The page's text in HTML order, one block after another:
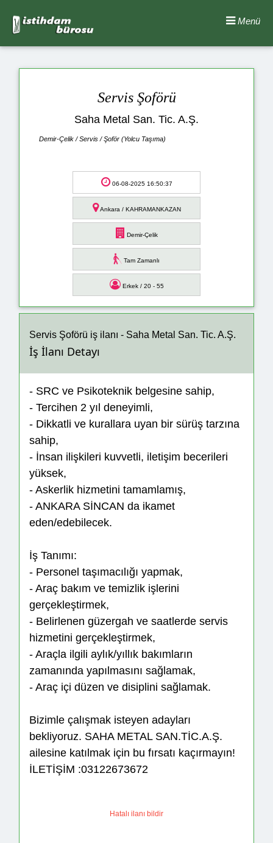
Menü
Servis Şoförü
Saha Metal San. Tic. A.Ş.
Demir-Çelik / Servis / Şoför (Yolcu Taşıma)
06-08-2025 16:50:37
Ankara / KAHRAMANKAZAN
Demir-Çelik
Tam Zamanlı
Erkek / 20 - 55
Servis Şoförü iş ilanı - Saha Metal San. Tic. A.Ş.
İş İlanı Detayı
- SRC ve Psikoteknik belgesine sahip,
- Tercihen 2 yıl deneyimli,
- Dikkatli ve kurallara uyan bir sürüş tarzına
sahip,
- İnsan ilişkileri kuvvetli, iletişim becerileri
yüksek,
- Askerlik hizmetini tamamlamış,
- ANKARA SİNCAN da ikamet
eden/edebilecek.
İş Tanımı:
- Personel taşımacılığı yapmak,
- Araç bakım ve temizlik işlerini
gerçekleştirmek,
- Belirlenen güzergah ve saatlerde servis
hizmetini gerçekleştirmek,
- Araçla ilgili aylık/yıllık bakımların
zamanında yapılmasını sağlamak,
- Araç içi düzen ve disiplini sağlamak.
Bizimle çalışmak isteyen adayları
bekliyoruz. SAHA METAL SAN.TİC.A.Ş.
ailesine katılmak için bu fırsatı kaçırmayın!
İLETİŞİM :03122673672
Hatalı ilanı bildir